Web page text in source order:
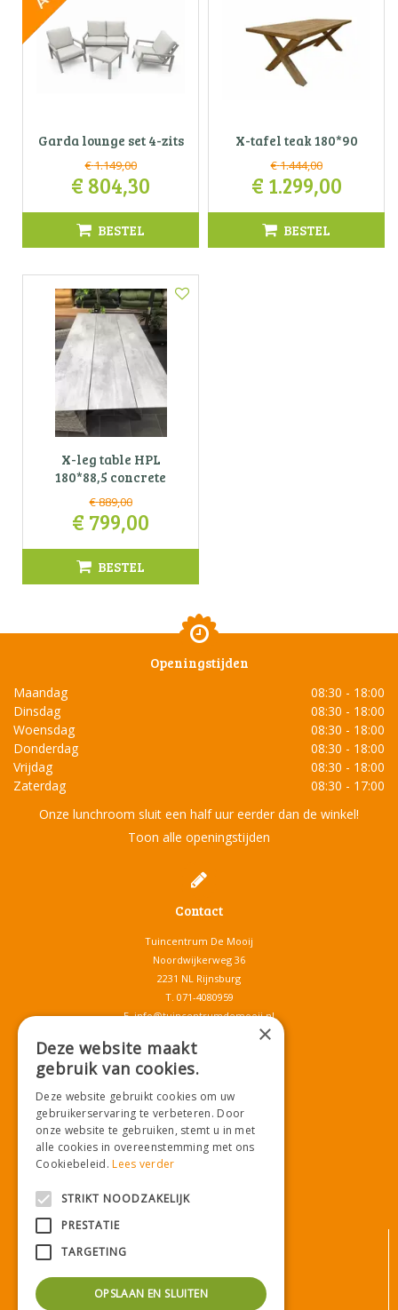
Garda lounge set 4-zits
€1.149,00
€ 804,30
BESTEL
X-tafel teak 180*90
€1.444,00
€ 1.299,00
BESTEL
X-leg table HPL
180*88,5 concrete
€889,00
€ 799,00
BESTEL
Openingstijden
Maandag
08:30 - 18:00
Dinsdag
08:30 - 18:00
Woensdag
08:30 - 18:00
Donderdag
08:30 - 18:00
Vrijdag
08:30 - 18:00
Zaterdag
08:30 - 17:00
Onze lunchroom sluit een half uur eerder dan de winkel!
Toon alle openingstijden
Contact
Tuincentrum De Mooij
Noordwijkerweg 36
2231 NL Rijnsburg
T. 071-4080959
E.info@tuincentrumdemooij.nl
Download onze App!
×
Deze website maakt
gebruik van cookies.
Deze website gebruikt cookies om uw
gebruikerservaring te verbeteren. Door
onze website te gebruiken, stemt u in met
alle cookies in overeenstemming met ons
Cookiebeleid.Lees verder
STRIKT NOODZAKELIJK
PRESTATIE
TARGETING
OPSLAAN EN SLUITEN